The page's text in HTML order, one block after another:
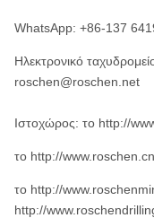
WhatsApp: +86-137
Ηλεκτρονικό
roschen@roschen.net
Ιστοχώρος: το http://
το http://
το http://
http://